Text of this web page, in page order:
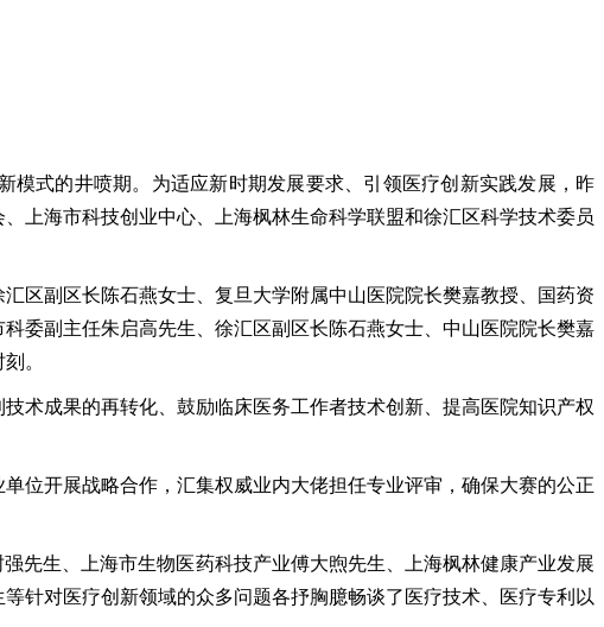
模式的井喷期。为适应新时期发展要求、引领医疗创新实践发展，昨
上海市科技创业中心、上海枫林生命科学联盟和徐汇区科学技术委员
区副区长陈石燕女士、复旦大学附属中山医院院长樊嘉教授、国药资
委副主任朱启高先生、徐汇区副区长陈石燕女士、中山医院院长樊嘉
。
术成果的再转化、鼓励临床医务工作者技术创新、提高医院知识产权
位开展战略合作，汇集权威业内大佬担任专业评审，确保大赛的公正
先生、上海市生物医药科技产业傅大煦先生、上海枫林健康产业发展
针对医疗创新领域的众多问题各抒胸臆畅谈了医疗技术、医疗专利以